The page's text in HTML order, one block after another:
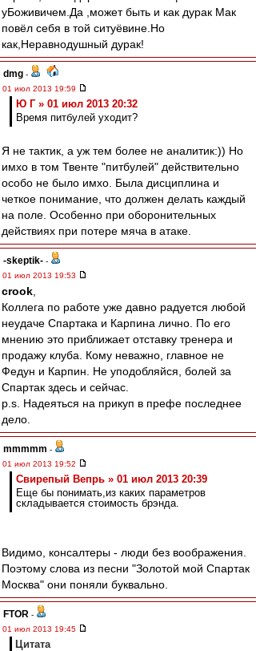
уБоживичем.Да ,может быть и как дурак Мак
повёл себя в той ситуёвине.Но
как,Неравнодушный дурак!
dmg -
01 июл 2013 19:59
Ю Г » 01 июл 2013 20:32
Время питбулей уходит?
Я не тактик, а уж тем более не аналитик:)) Но
имхо в том Твенте "питбулей" действительно
особо не было имхо. Была дисциплина и
четкое понимание, что должен делать каждый
на поле. Особенно при оборонительных
действиях при потере мяча в атаке.
-skeptik- -
01 июл 2013 19:53
crook
Коллега по работе уже давно радуется любой
неудаче Спартака и Карпина лично. По его
мнению это приближает отставку тренера и
продажу клуба. Кому неважно, главное не
Федун и Карпин. Не уподобляйся, болей за
Спартак здесь и сейчас.
p.s. Надеяться на прикуп в префе последнее
дело.
mmmmm -
01 июл 2013 19:52
Свирепый Вепрь » 01 июл 2013 20:39
Еще бы понимать,из каких параметров
складывается стоимость брэнда.
Видимо, консалтеры - люди без воображения.
Поэтому слова из песни "Золотой мой Спартак
Москва" они поняли буквально.
FTOR -
01 июл 2013 19:45
Цитата